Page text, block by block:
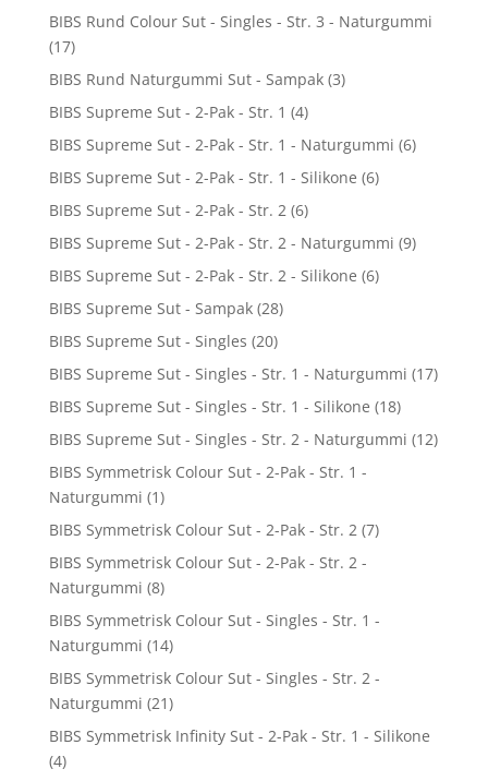
BIBS Rund Colour Sut - Singles - Str. 3 - Naturgummi
(17)
BIBS Rund Naturgummi Sut - Sampak (3)
BIBS Supreme Sut - 2-Pak - Str. 1 (4)
BIBS Supreme Sut - 2-Pak - Str. 1 - Naturgummi (6)
BIBS Supreme Sut - 2-Pak - Str. 1 - Silikone (6)
BIBS Supreme Sut - 2-Pak - Str. 2 (6)
BIBS Supreme Sut - 2-Pak - Str. 2 - Naturgummi (9)
BIBS Supreme Sut - 2-Pak - Str. 2 - Silikone (6)
BIBS Supreme Sut - Sampak (28)
BIBS Supreme Sut - Singles (20)
BIBS Supreme Sut - Singles - Str. 1 - Naturgummi (17)
BIBS Supreme Sut - Singles - Str. 1 - Silikone (18)
BIBS Supreme Sut - Singles - Str. 2 - Naturgummi (12)
BIBS Symmetrisk Colour Sut - 2-Pak - Str. 1 -
Naturgummi (1)
BIBS Symmetrisk Colour Sut - 2-Pak - Str. 2 (7)
BIBS Symmetrisk Colour Sut - 2-Pak - Str. 2 -
Naturgummi (8)
BIBS Symmetrisk Colour Sut - Singles - Str. 1 -
Naturgummi (14)
BIBS Symmetrisk Colour Sut - Singles - Str. 2 -
Naturgummi (21)
BIBS Symmetrisk Infinity Sut - 2-Pak - Str. 1 - Silikone
(4)